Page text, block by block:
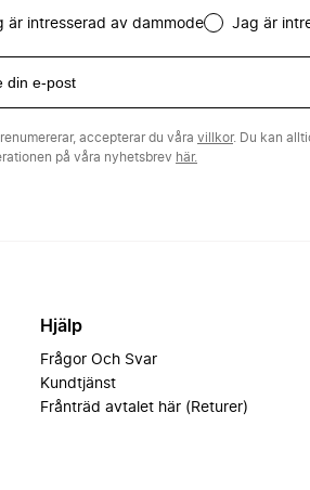
är intresserad av dammode Jag är
accepterar du våra villkor. Du kan
på våra nyhetsbrev här.
Hjälp
Frågor Och Svar
Kundtjänst
Frånträd avtalet här (Returer)